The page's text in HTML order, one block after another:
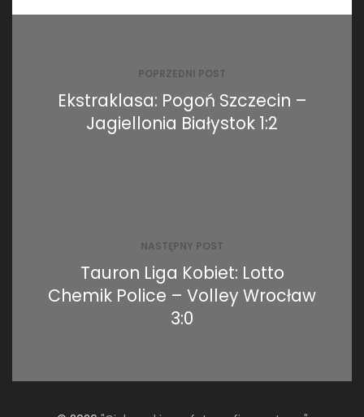
POPRZEDNI POST
Ekstraklasa: Pogoń Szczecin –
Jagiellonia Białystok 1:2
NASTĘPNY POST
Tauron Liga Kobiet: Lotto
Chemik Police – Volley Wrocław
3:0